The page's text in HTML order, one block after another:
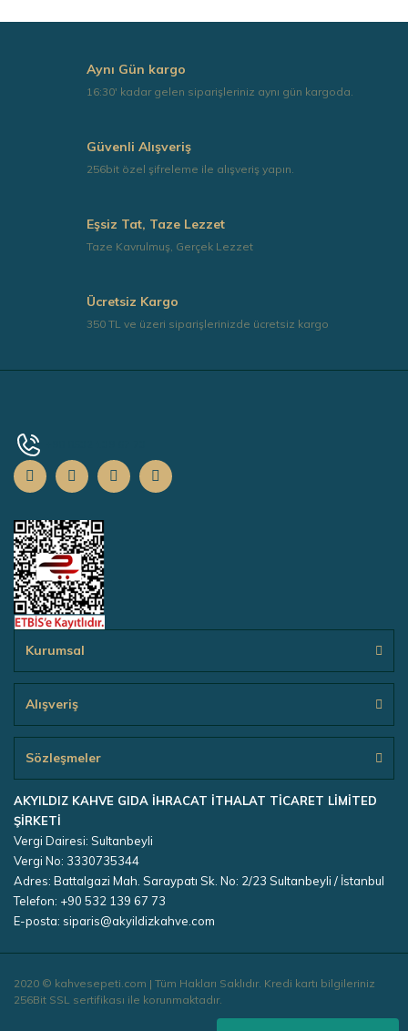
Ürün fiyatı diğer sitelerden daha pahalı.
Gönder
Aynı Gün kargo
16:30' kadar gelen siparişleriniz aynı gün kargoda.
Güvenli Alışveriş
256bit özel şifreleme ile alışveriş yapın.
Eşsiz Tat, Taze Lezzet
Taze Kavrulmuş, Gerçek Lezzet
Ücretsiz Kargo
350 TL ve üzeri siparişlerinizde ücretsiz kargo
Kurumsal
Alışveriş
Sözleşmeler
AKYILDIZ KAHVE GIDA İHRACAT İTHALAT TİCARET LİMİTED
ŞİRKETİ
Vergi Dairesi: Sultanbeyli
Vergi No: 3330735344
Adres: Battalgazi Mah. Saraypatı Sk. No: 2/23 Sultanbeyli / İstanbul
Telefon: +90 532 139 67 73
E-posta: siparis@akyildizkahve.com
2020 © kahvesepeti.com | Tüm Hakları Saklıdır. Kredi kartı bilgileriniz
256Bit SSL sertifikası ile korunmaktadır.